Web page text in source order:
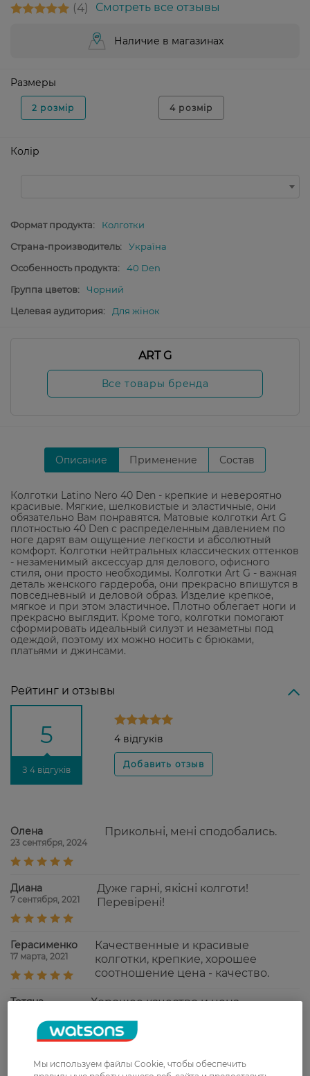
4 Смотреть все отзывы
Наличие в магазинах
Размеры
2 розмір 4 розмір
Колір
Формат продукта:
Колготки
Страна-производитель:
Україна
Особенность продукта:
40 Den
Группа цветов:
Чорний
Целевая аудитория:
Для жінок
ART G
Все товары бренда
Описание Применение Состав
Колготки Latino Nero 40 Den - крепкие и невероятно
красивые. Мягкие, шелковистые и эластичные, они
обязательно Вам понравятся. Матовые колготки Art G
плотностью 40 Den с распределенным давлением по
ноге дарят вам ощущение легкости и абсолютный
комфорт. Колготки нейтральных классических оттенков
- незаменимый аксессуар для делового, офисного
стиля, они просто необходимы. Колготки Art G - важная
деталь женского гардероба, они прекрасно впишутся в
повседневный и деловой образ. Изделие крепкое,
мягкое и при этом эластичное. Плотно облегает ноги и
прекрасно выглядит. Кроме того, колготки помогают
сформировать идеальный силуэт и незаметны под
одеждой, поэтому их можно носить с брюками,
платьями и джинсами.
Рейтинг и отзывы
5
З 4 відгуків
4 відгуків
Олена
23 сентября, 2024
Прикольні, мені сподобались.
Диана
7 сентября, 2021
Дуже гарні, якісні колготи!
Перевірені!
Герасименко
17 марта, 2021
Качественные и красивые
колготки, крепкие, хорошее
соотношение цена - качество.
Тетяна Хорошее качество и цена
Показати ще
Мы используем файлы Cookie, чтобы обеспечить